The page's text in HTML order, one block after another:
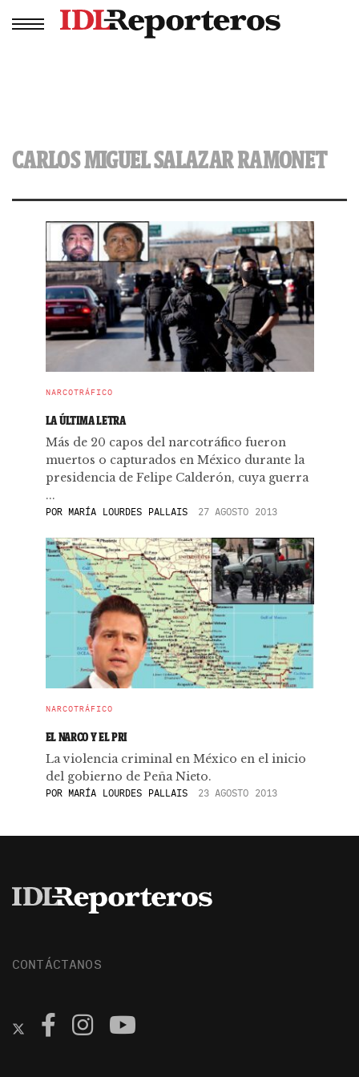
CARLOS MIGUEL SALAZAR RAMONET
NARCOTRÁFICO
LA ÚLTIMA LETRA
Más de 20 capos del narcotráfico fueron
muertos o capturados en México durante la
presidencia de Felipe Calderón, cuya guerra
...
PORMARÍA LOURDES PALLAIS 27 AGOSTO 2013
NARCOTRÁFICO
EL NARCO Y EL PRI
La violencia criminal en México en el inicio
del gobierno de Peña Nieto.
PORMARÍA LOURDES PALLAIS 23 AGOSTO 2013
CONTÁCTANOS